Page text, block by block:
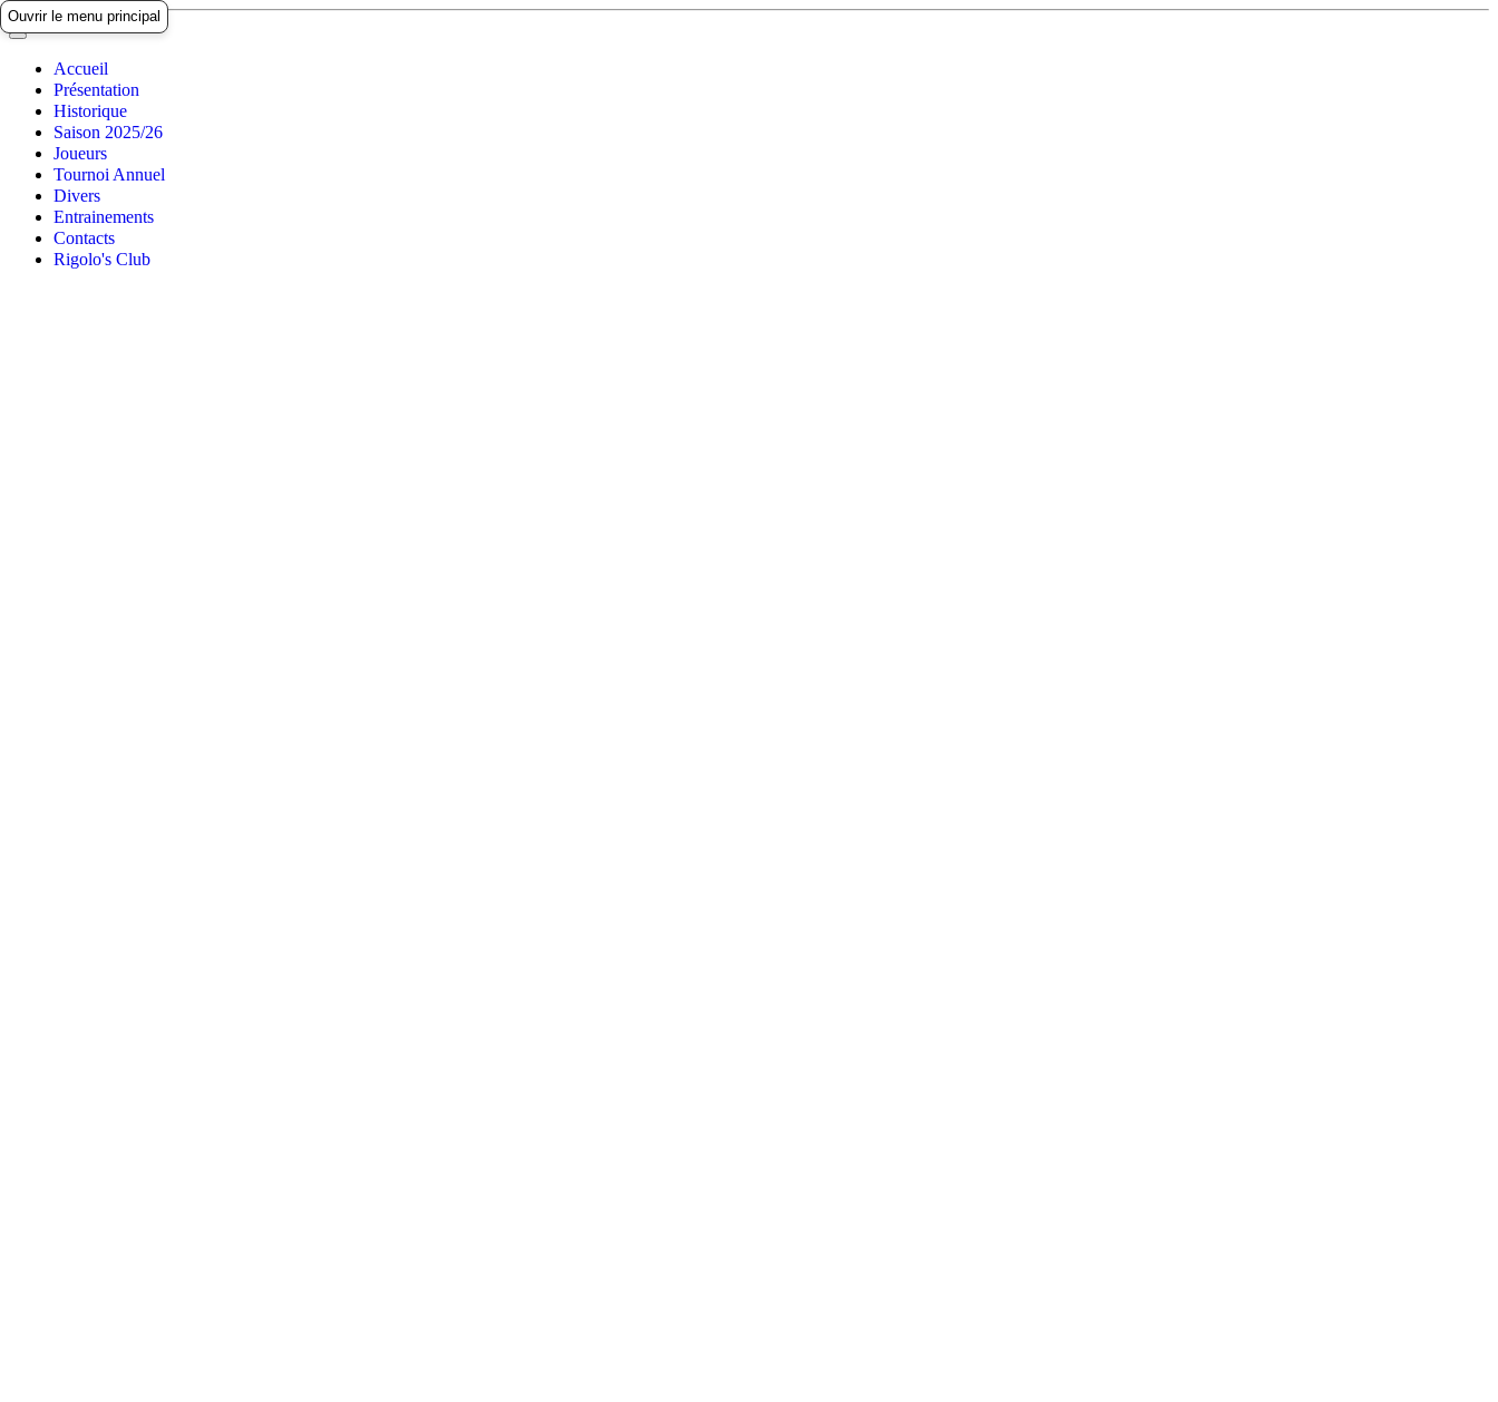
Accueil
Présentation
Historique
Saison 2025/26
Joueurs
Tournoi Annuel
Divers
Entrainements
Contacts
Rigolo's Club
Ouvrir le menu principal